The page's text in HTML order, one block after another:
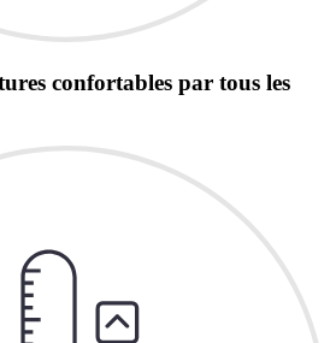
confortables par tous les